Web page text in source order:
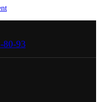
80-93